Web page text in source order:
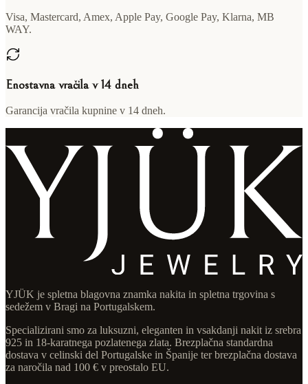
Visa, Mastercard, Amex, Apple Pay, Google Pay, Klarna, MB
WAY.
Enostavna vračila v 14 dneh
Garancija vračila kupnine v 14 dneh.
YJÜK je spletna blagovna znamka nakita in spletna trgovina s
sedežem v Bragi na Portugalskem.
Specializirani smo za luksuzni, eleganten in vsakdanji nakit iz srebra
925 in 18-karatnega pozlatenega zlata. Brezplačna standardna
dostava v celinski del Portugalske in Španije ter brezplačna dostava
za naročila nad 100 € v preostalo EU.